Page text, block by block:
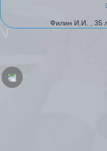
Филин И.И. , 35